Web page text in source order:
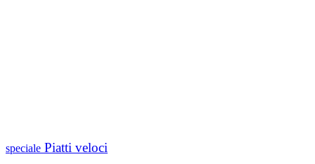
speciale Piatti veloci